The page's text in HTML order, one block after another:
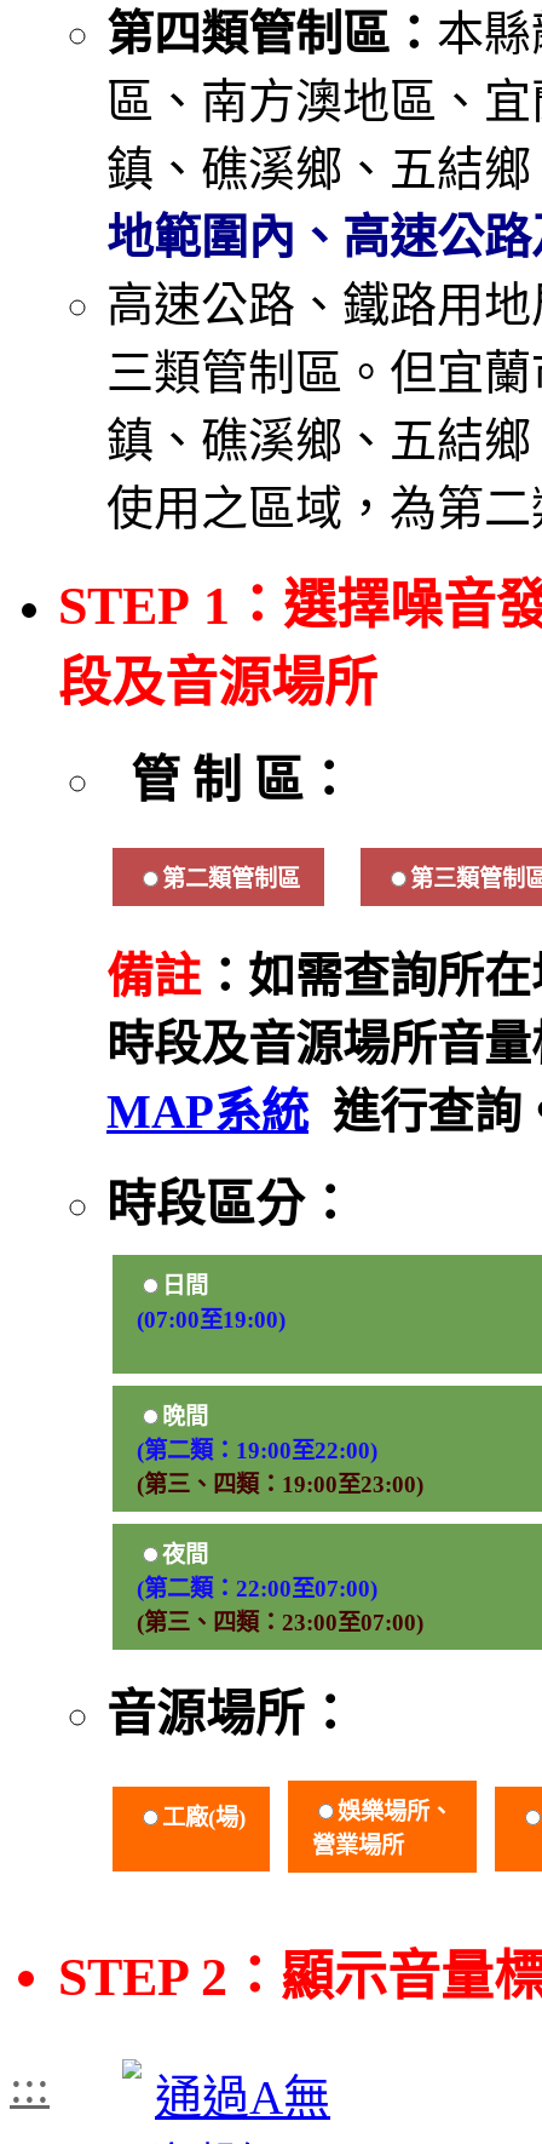
第四類管制區： 本
區、南方澳地區、
鎮、礁溪鄉、五結
地範圍內、高速公
高速公路、鐵路用
三類管制區。但宜
鎮、礁溪鄉、五結
使用之區域，為第
STEP 1：選擇噪音
段及音源場所
管 制 區：
第二類管制區 第三類管制
備註 ：如需查詢所
時段及音源場所音
MAP系統 進行查詢
時段區分：
日間
(07:00至19:00)
晚間
(第二類：19:00至22:00)
(第三、四類：19:00至23:00)
夜間
(第二類：22:00至07:00)
(第三、四類：23:00至07:00)
音源場所：
工廠(場)
娛樂場所、
營業場所
STEP 2：顯示音量
:::